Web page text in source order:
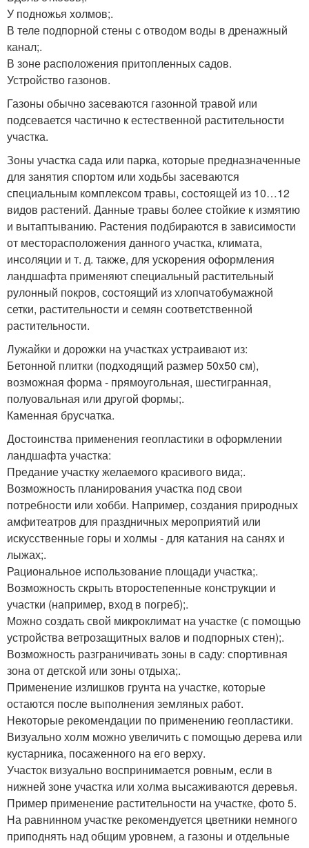
У подножья холмов;.
В теле подпорной стены с отводом воды в дренажный
канал;.
В зоне расположения притопленных садов.
Устройство газонов.
Газоны обычно засеваются газонной травой или
подсевается частично к естественной растительности
участка.
Зоны участка сада или парка, которые предназначенные
для занятия спортом или ходьбы засеваются
специальным комплексом травы, состоящей из 10…12
видов растений. Данные травы более стойкие к измятию
и вытаптыванию. Растения подбираются в зависимости
от месторасположения данного участка, климата,
инсоляции и т. д. также, для ускорения оформления
ландшафта применяют специальный растительный
рулонный покров, состоящий из хлопчатобумажной
сетки, растительности и семян соответственной
растительности.
Лужайки и дорожки на участках устраивают из:
Бетонной плитки (подходящий размер 50x50 см),
возможная форма - прямоугольная, шестигранная,
полуовальная или другой формы;.
Каменная брусчатка.
Достоинства применения геопластики в оформлении
ландшафта участка:
Предание участку желаемого красивого вида;.
Возможность планирования участка под свои
потребности или хобби. Например, создания природных
амфитеатров для праздничных мероприятий или
искусственные горы и холмы - для катания на санях и
лыжах;.
Рациональное использование площади участка;.
Возможность скрыть второстепенные конструкции и
участки (например, вход в погреб);.
Можно создать свой микроклимат на участке (с помощью
устройства ветрозащитных валов и подпорных стен);.
Возможность разграничивать зоны в саду: спортивная
зона от детской или зоны отдыха;.
Применение излишков грунта на участке, которые
остаются после выполнения земляных работ.
Некоторые рекомендации по применению геопластики.
Визуально холм можно увеличить с помощью дерева или
кустарника, посаженного на его верху.
Участок визуально воспринимается ровным, если в
нижней зоне участка или холма высаживаются деревья.
Пример применение растительности на участке, фото 5.
На равнинном участке рекомендуется цветники немного
приподнять над общим уровнем, а газоны и отдельные